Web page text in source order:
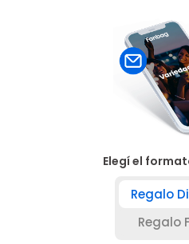
Elegí el
Regalo
Regalo